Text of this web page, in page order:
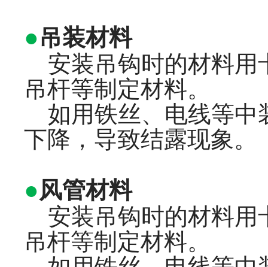
●吊装材料
安装吊钩时的材料用
吊杆等制定材料。
如用铁丝、电线等中
下降，导致结露现象。
●风管材料
安装吊钩时的材料用
吊杆等制定材料。